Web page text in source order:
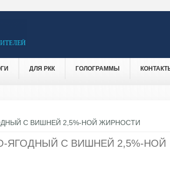
ДЛЯ РКК ГОЛОГРАММЫ
С ВИШНЕЙ 2,5%-НОЙ ЖИРНОСТИ
ЯГОДНЫЙ С ВИШНЕЙ 2,5%-НОЙ